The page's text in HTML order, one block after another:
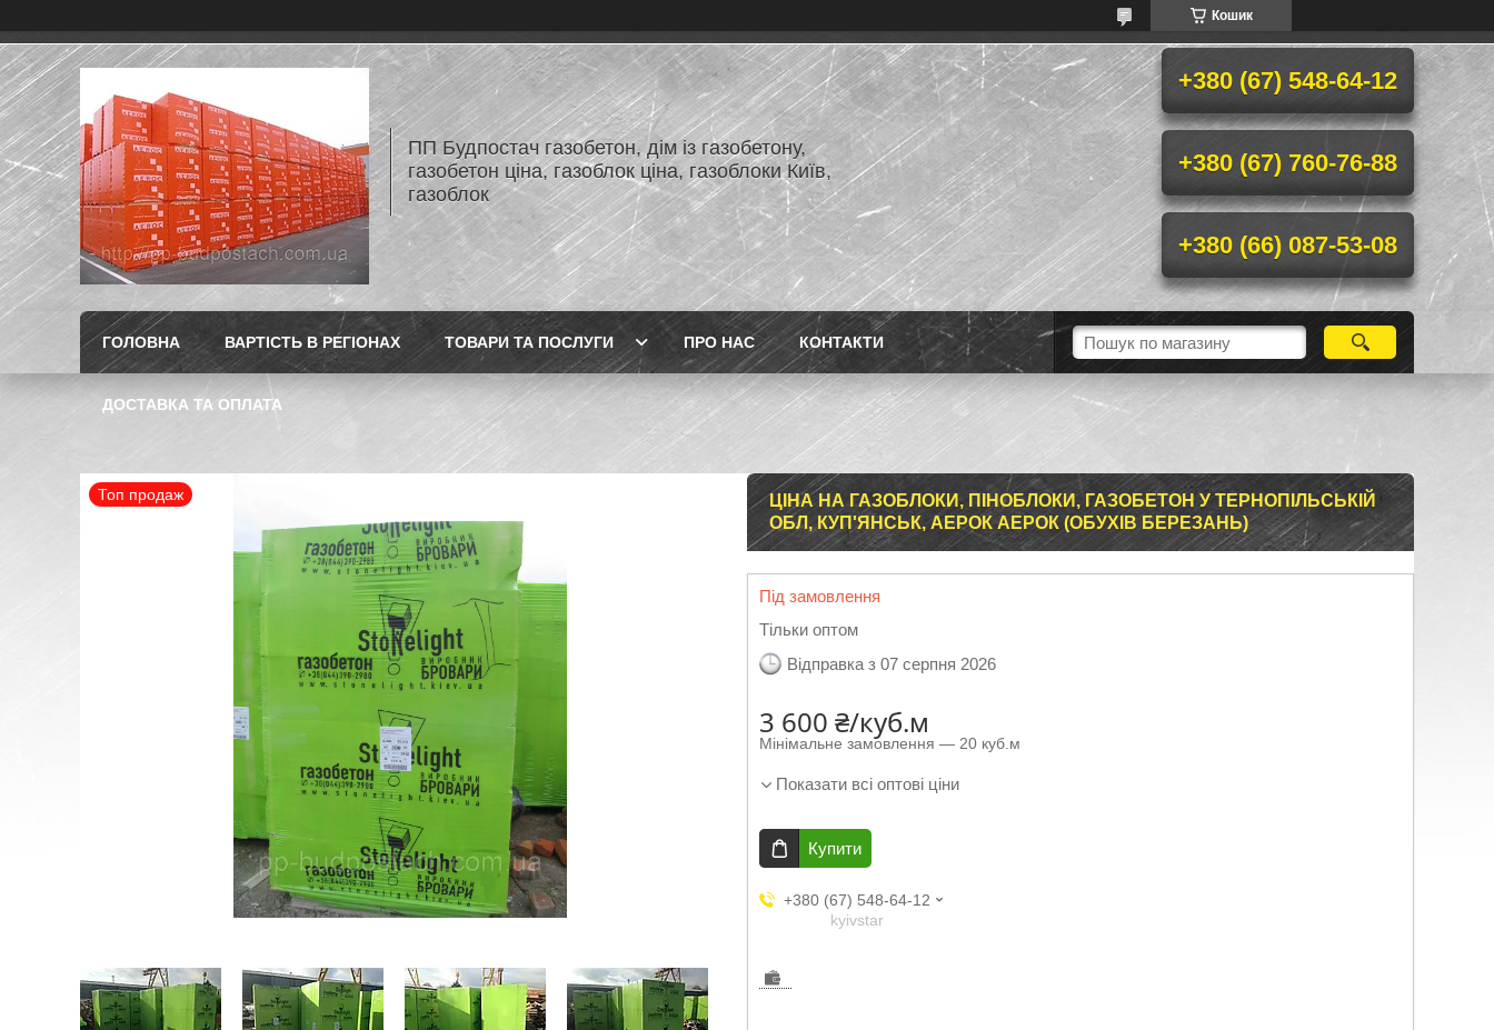
Кошик
ПП Будпостач газобетон, дім із газобетону,
газобетон ціна, газоблок ціна, газоблоки Київ,
газоблок
+380 (67) 548-64-12
+380 (67) 760-76-88
+380 (66) 087-53-08
ГОЛОВНА ВАРТІСТЬ В РЕГІОНАХ ТОВАРИ ТА ПОСЛУГИ ПРО НАС КОНТАКТИ
ДОСТАВКА ТА ОПЛАТА
Топ продаж
ЦІНА НА ГАЗОБЛОКИ, ПІНОБЛОКИ, ГАЗОБЕТОН У ТЕРНОПІЛЬСЬКІЙ
ОБЛ, КУП'ЯНСЬК, АЕРОК АЕРОК (ОБУХІВ БЕРЕЗАНЬ)
Під замовлення
Тільки оптом
Відправка з 07 серпня 2026
3 600 ₴/куб.м
Мінімальне замовлення — 20 куб.м
Показати всі оптові ціни
Купити
+380 (67) 548-64-12
kyivstar